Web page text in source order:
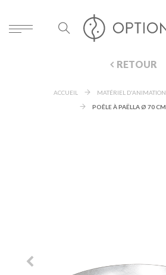
RETOUR
ACCUEIL MATÉRIEL D'ANIMATION